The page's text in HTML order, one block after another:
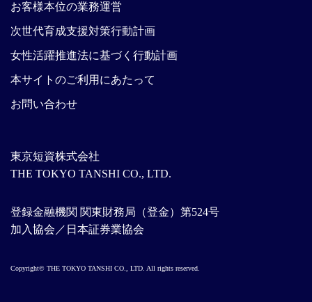
東京短資株式会社
THE TOKYO TANSHI CO., LTD.
登録金融機関 関東財務局（登金）第524号
加入協会／日本証券業協会
お客様本位の業務運営
次世代育成支援対策行動計画
女性活躍推進法に基づく行動計画
本サイトのご利用にあたって
お問い合わせ
Copyright© THE TOKYO TANSHI CO., LTD. All rights reserved.